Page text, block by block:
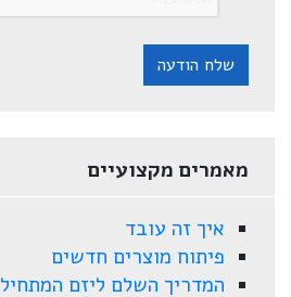
שלח הודעה
מאמרים מקצועיים
איך זה עובד
פיתוח מוצרים חדשים
המדריך השלם ליזם המתחיל